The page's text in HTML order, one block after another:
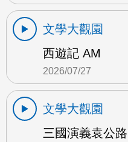
文學大觀園
西遊記 AM
2026/07/27
文學大觀園
三國演義袁公